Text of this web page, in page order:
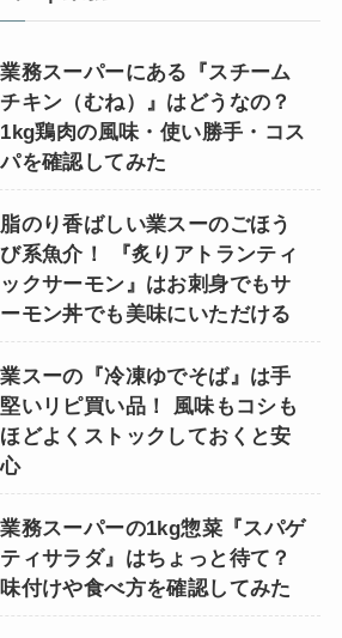
業務スーパーにある『スチーム
チキン（むね）』はどうなの？
1kg鶏肉の風味・使い勝手・コス
パを確認してみた
脂のり香ばしい業スーのごほう
び系魚介！ 『炙りアトランティ
ックサーモン』はお刺身でもサ
ーモン丼でも美味にいただける
業スーの『冷凍ゆでそば』は手
堅いリピ買い品！ 風味もコシも
ほどよくストックしておくと安
心
業務スーパーの1kg惣菜『スパゲ
ティサラダ』はちょっと待て？
味付けや食べ方を確認してみた